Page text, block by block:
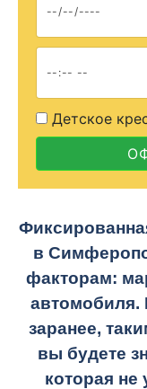
Детское
в
факторам:
автомобиля.
заранее,
вы будете
которая не